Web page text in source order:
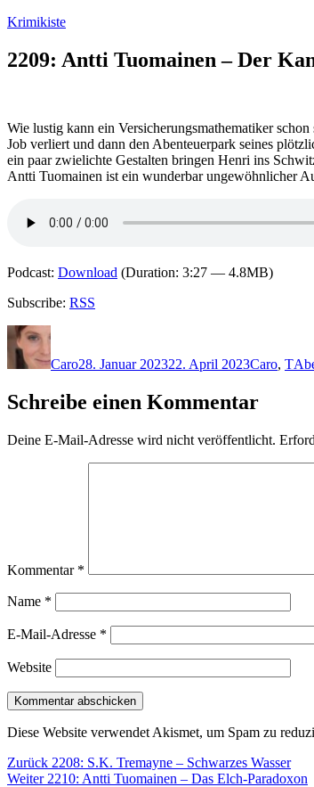
Zum
springen
Krimikiste
2209: Antti Tuomainen – Der
Wie lustig kann ein Versicherungsmathematiker
Job verliert und dann den Abenteuerpark seines
ein paar zwielichte Gestalten bringen Henri ins
Antti Tuomainen ist ein wunderbar ungewöhnlicher
Podcast: Download (Duration: 3:27 — 4.8MB)
Subscribe: RSS
Autor
Caro28. Januar 202322. April 2023Caro, T
Schreibe einen Kommentar
Deine E-Mail-Adresse wird nicht veröffentlicht.
Kommentar *
Name *
E-Mail-Adresse *
Website
Diese Website verwendet Akismet, um Spam zu
Beitragsnavigation
Zurück Vorheriger
Beitrag:
2208: S.K. Tremayne – Schwarzes Wasser
Weiter Nächster
2210: Antti Tuomainen – Das Elch-Paradoxon